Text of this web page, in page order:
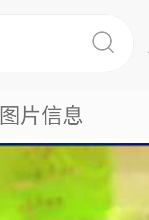
图片信息